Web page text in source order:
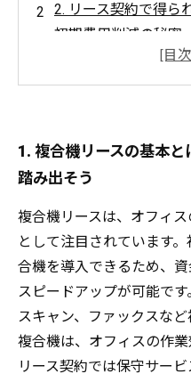
2. リース契約で得ら
初期費用削減の秘密
3. 複合機選びのポイ
する方法
減！運用の工夫とは
5. 保守サービスも重
6. 複合機リース導入
その対策
7. 未来のオフィスは
で実現する次世代の
1. 複合機リースの基本
踏み出そう
複合機リースは、オフィ
として注目されています
合機を導入できるため、
スピードアップが可能です
スキャン、ファックスな
複合機は、オフィスの作業
リース契約では保守サー